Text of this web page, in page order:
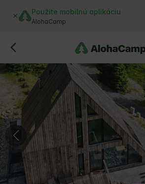
Použite mobilnú aplikáciu
AlohaCamp